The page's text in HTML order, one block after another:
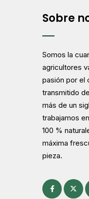
Sobre
Somos la
agricultores
pasión por el
transmitido
más de un
trabajamos
100 %
máxima
pieza.